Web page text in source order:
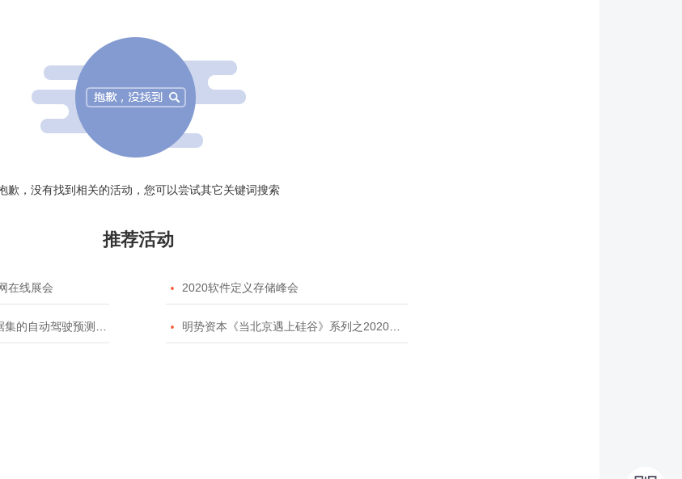
歉，没有找到相关的活动，您可以尝试其它关键词搜索
推荐活动
在线展会  2020软件定义存储峰会
动驾驶预测模型挑战赛  明势资本《当北京遇上硅谷》系列之2020年度开源峰会